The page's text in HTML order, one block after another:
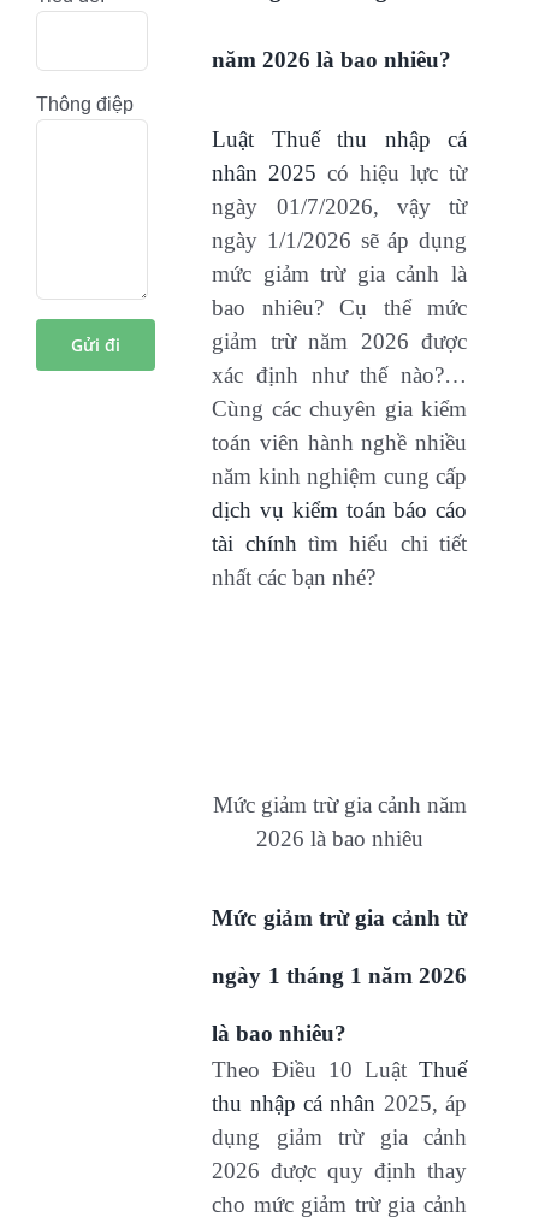
năm 2026 là bao nhiêu?
Luật Thuế thu nhập cá
nhân 2025 có hiệu lực từ
ngày 01/7/2026, vậy từ
ngày 1/1/2026 sẽ áp dụng
mức giảm trừ gia cảnh là
bao nhiêu? Cụ thể mức
giảm trừ năm 2026 được
xác định như thế nào?…
Cùng các chuyên gia kiểm
toán viên hành nghề nhiều
năm kinh nghiệm cung cấp
dịch vụ kiểm toán báo cáo
tài chính tìm hiểu chi tiết
nhất các bạn nhé?
Mức giảm trừ gia cảnh năm
2026 là bao nhiêu
Mức giảm trừ gia cảnh từ
ngày 1 tháng 1 năm 2026
là bao nhiêu?
Theo Điều 10 LuậtThuế
thu nhập cá nhân 2025, áp
dụng giảm trừ gia cảnh
2026 được quy định thay
cho mức giảm trừ gia cảnh
Thông điệp